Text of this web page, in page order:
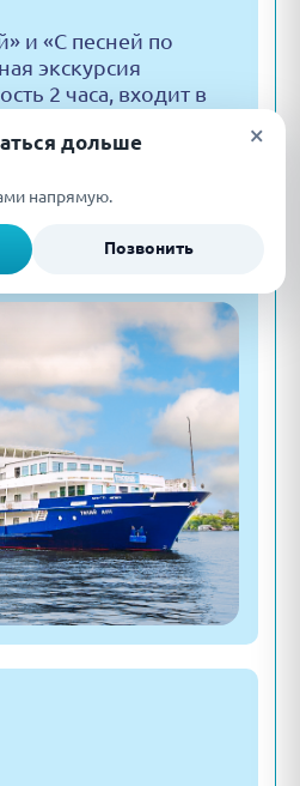
и «С песней по
экскурсия
2 часа, входит в
×
дольше
напрямую.
Позвонить